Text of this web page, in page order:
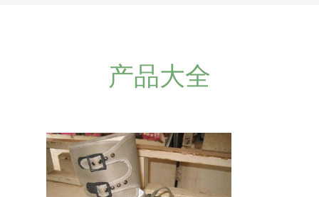
产品大全